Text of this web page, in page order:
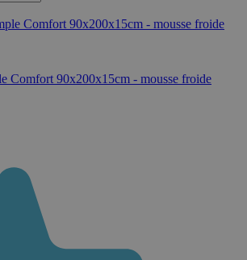
Comfort 90x200x15cm - mousse froide